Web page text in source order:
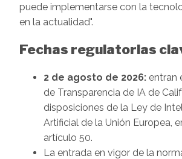
puede implementarse con la
en la actualidad".
Fechas regulatorias
2 de agosto de 2026: entran
de Transparencia de IA de
disposiciones de la Ley de
Artificial de la Unión Europea,
artículo 50.
La entrada en vigor de la